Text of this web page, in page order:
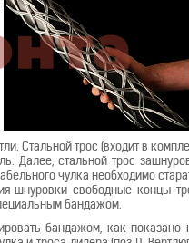
Стальной трос (входит в
Далее, стальной трос
чулка необходимо
шнуровки свободные концы
бандажом.
бандажом, как показано